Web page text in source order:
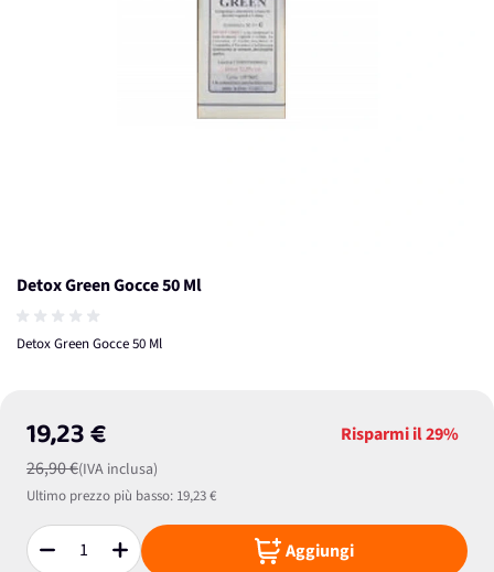
Detox Green Gocce 50 Ml
Detox Green Gocce 50 Ml
19,23 €
26,90 €(IVA inclusa)
Risparmi il29%
Ultimo prezzo più basso: 19,23 €
Quantità Aggiungi